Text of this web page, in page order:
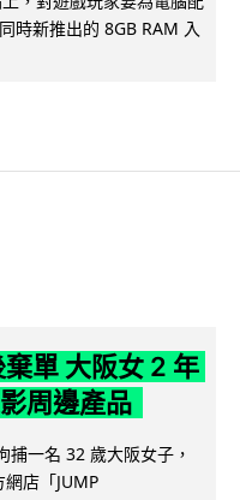
時新推出的 8GB RAM 入
單 大阪女 2 年
周邊產品
捕一名 32 歲大阪女子，
店「JUMP